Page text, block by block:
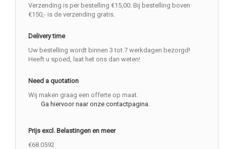
Verzending is per bestelling €15,00. Bij bestelling boven
€150,- is de verzending gratis.
Delivery time
Uw bestelling wordt binnen 3 tot 7 werkdagen bezorgd!
Heeft u spoed, laat het ons dan weten!
Need a quotation
Wij maken graag een offerte op maat.
Ga hiervoor naar onze contactpagina.
Prijs excl. Belastingen en meer
€68.0592